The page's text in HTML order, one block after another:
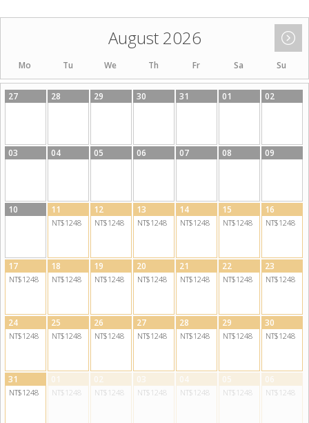
August 2026
Mo Tu We Th Fr Sa Su
27 28 29 30 31 01 02
03 04 05 06 07 08 09
10 11
NT$1248
12
NT$1248
13
NT$1248
14
NT$1248
15
NT$1248
16
NT$1248
17
NT$1248
18
NT$1248
19
NT$1248
20
NT$1248
21
NT$1248
22
NT$1248
23
NT$1248
24
NT$1248
25
NT$1248
26
NT$1248
27
NT$1248
28
NT$1248
29
NT$1248
30
NT$1248
31
NT$1248
01
NT$1248
02
NT$1248
03
NT$1248
04
NT$1248
05
NT$1248
06
NT$1248